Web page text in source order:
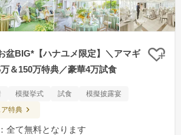
盆BIG*【ハナユメ限定】＼アマギ
＆150万特典／豪華4万試食
クリ
模擬挙式 試食
模擬披露宴
ア特典
全て無料となります